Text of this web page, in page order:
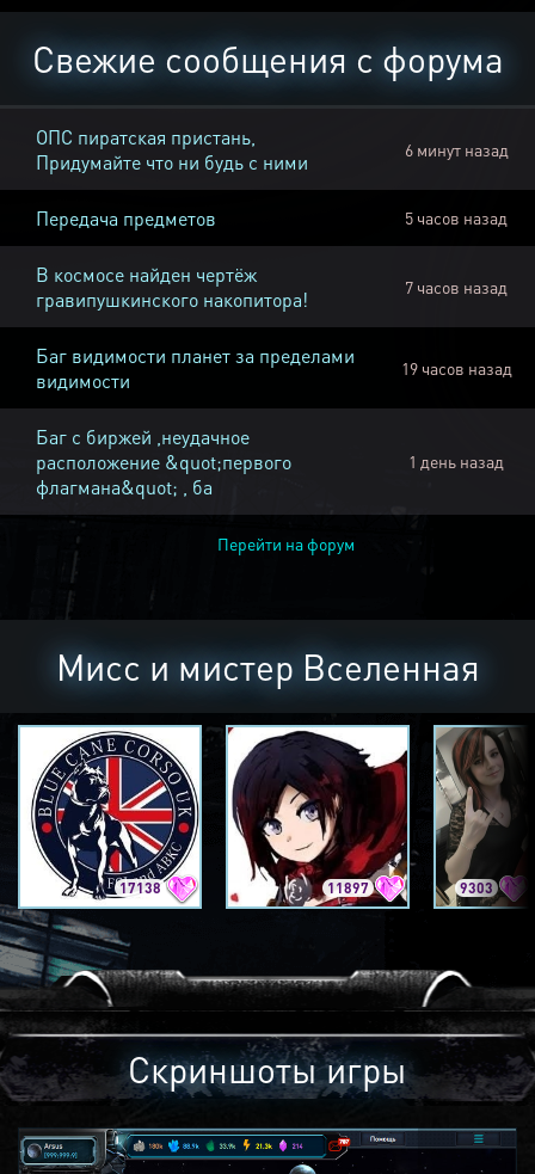
Свежие сообщения с форума
ОПС пиратская пристань,
Придумайте что ни будь с ними
6 минут назад
Передача предметов 5 часов назад
В космосе найден чертёж
гравипушкинского накопитора!
7 часов назад
Баг видимости планет за пределами
видимости
19 часов назад
Баг с биржей ,неудачное
расположение &quot;первого
флагмана&quot; , ба
1 день назад
Перейти на форум
Мисс и мистер Вселенная
17138 11897 9303
Скриншоты игры